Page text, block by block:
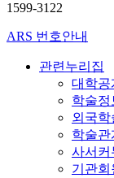
1599-3122
ARS 번호안내
관련누리집
대학공
학술정
외국학
학술
사서커
기관회